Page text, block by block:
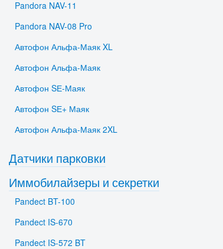
Pandora NAV-11
Pandora NAV-08 Pro
Автофон Альфа-Маяк XL
Автофон Альфа-Маяк
Автофон SЕ-Маяк
Автофон SЕ+ Маяк
Автофон Альфа-Маяк 2XL
Датчики парковки
Иммобилайзеры и секретки
Pandect BT-100
Pandect IS-670
Pandect IS-572 BT